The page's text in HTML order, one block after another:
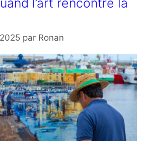
l’art rencontre la
par Ronan